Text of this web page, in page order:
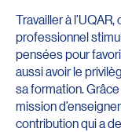
Travailler à l’UQAR,
professionnel
pensées pour
aussi avoir le
sa formation.
mission
contribution qui a